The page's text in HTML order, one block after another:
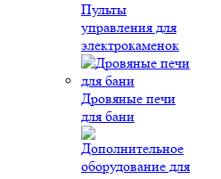
Пульты
управления для
электрокаменок
Дровяные печи
для бани